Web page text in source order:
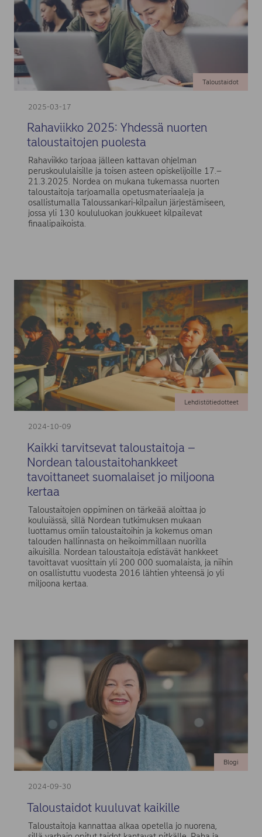
2025-03-17
Taloustaidot
Rahaviikko 2025: Yhdessä nuorten
taloustaitojen puolesta
Rahaviikko tarjoaa jälleen kattavan ohjelman
peruskoululaisille ja toisen asteen opiskelijoille 17.–
21.3.2025. Nordea on mukana tukemassa nuorten
taloustaitoja tarjoamalla opetusmateriaaleja ja
osallistumalla Taloussankari-kilpailun järjestämiseen,
jossa yli 130 koululuokan joukkueet kilpailevat
finaalipaikoista.
2024-10-09
Lehdistötiedotteet
Kaikki tarvitsevat taloustaitoja –
Nordean taloustaitohankkeet
tavoittaneet suomalaiset jo miljoona
kertaa
Taloustaitojen oppiminen on tärkeää aloittaa jo
kouluiässä, sillä Nordean tutkimuksen mukaan
luottamus omiin taloustaitoihin ja kokemus oman
talouden hallinnasta on heikoimmillaan nuorilla
aikuisilla. Nordean taloustaitoja edistävät hankkeet
tavoittavat vuosittain yli 200 000 suomalaista, ja niihin
on osallistuttu vuodesta 2016 lähtien yhteensä jo yli
miljoona kertaa.
2024-09-30
Blogi
Taloustaidot kuuluvat kaikille
Taloustaitoja kannattaa alkaa opetella jo nuorena,